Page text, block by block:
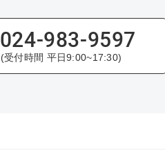
024-983-9597
(受付時間 平日9:00~17:30)